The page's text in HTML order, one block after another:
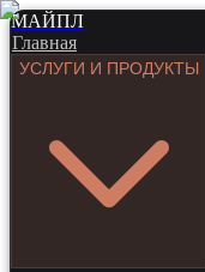
МАЙПЛ
Главная
УСЛУГИ И ПРОДУКТЫ